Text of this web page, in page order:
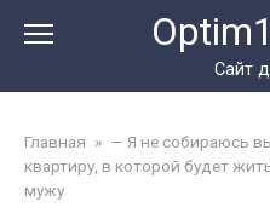
Сайт
Главная » — Я не собираюсь
квартиру, в которой будет
мужу